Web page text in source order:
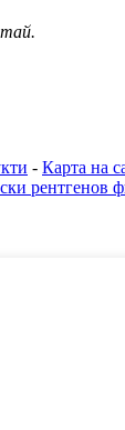
- Карта на
рентгенов